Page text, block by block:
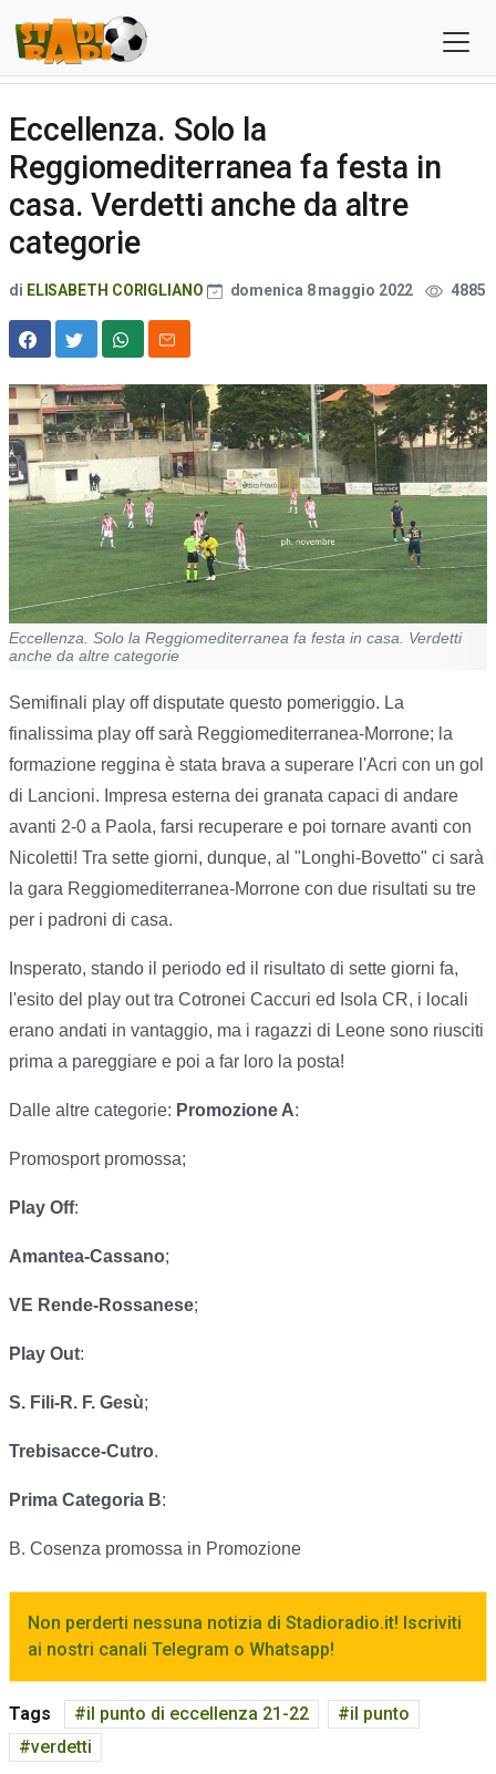
Eccellenza. Solo la
Reggiomediterranea fa festa in
casa. Verdetti anche da altre
categorie
di ELISABETH CORIGLIANO domenica 8 maggio 2022 4885
Eccellenza. Solo la Reggiomediterranea fa festa in casa. Verdetti
anche da altre categorie
Semifinali play off disputate questo pomeriggio. La
finalissima play off sarà Reggiomediterranea-Morrone; la
formazione reggina è stata brava a superare l'Acri con un gol
di Lancioni. Impresa esterna dei granata capaci di andare
avanti 2-0 a Paola, farsi recuperare e poi tornare avanti con
Nicoletti! Tra sette giorni, dunque, al "Longhi-Bovetto" ci sarà
la gara Reggiomediterranea-Morrone con due risultati su tre
per i padroni di casa.
Insperato, stando il periodo ed il risultato di sette giorni fa,
l'esito del play out tra Cotronei Caccuri ed Isola CR, i locali
erano andati in vantaggio, ma i ragazzi di Leone sono riusciti
prima a pareggiare e poi a far loro la posta!
Dalle altre categorie: Promozione A:
Promosport promossa;
Play Off:
Amantea-Cassano;
VE Rende-Rossanese;
Play Out:
S. Fili-R. F. Gesù;
Trebisacce-Cutro.
Prima Categoria B:
B. Cosenza promossa in Promozione
Non perderti nessuna notizia di Stadioradio.it! Iscriviti
ai nostri canali Telegram o Whatsapp!
Tags il punto di eccellenza 21-22
il punto
verdetti